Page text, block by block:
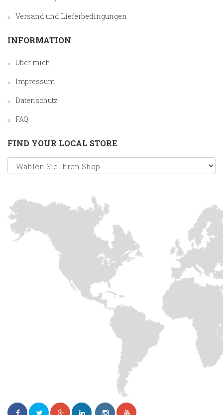
Versand und Lieferbedingungen
INFORMATION
Über mich
Impressum
Datenschutz
FAQ
FIND YOUR LOCAL STORE